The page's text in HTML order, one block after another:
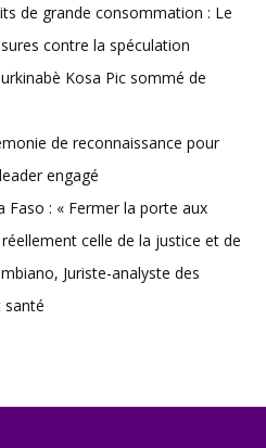
de grande consommation : Le
contre la spéculation
Kosa Pic sommé de
de reconnaissance pour
engagé
Faso : « Fermer la porte aux
celle de la justice et de
Juriste-analyste des
santé